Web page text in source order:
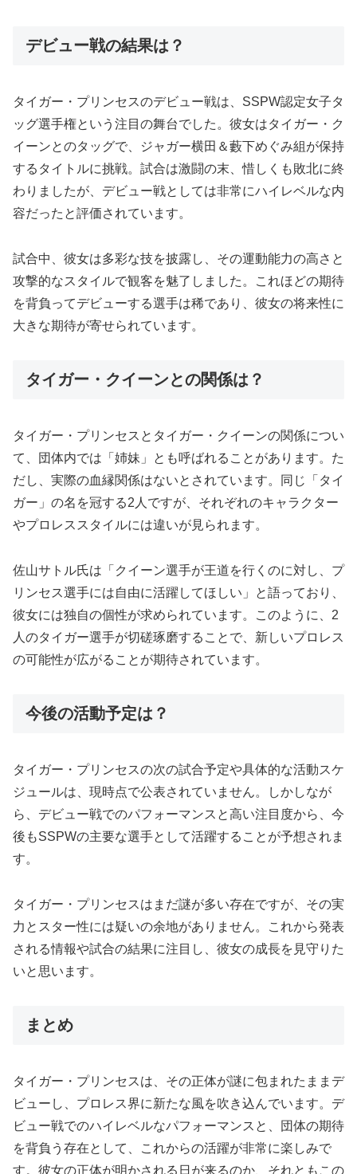
デビュー戦の結果は？
タイガー・プリンセスのデビュー戦は、SSPW認定女子タ
ッグ選手権という注目の舞台でした。彼女はタイガー・ク
イーンとのタッグで、ジャガー横田＆藪下めぐみ組が保持
するタイトルに挑戦。試合は激闘の末、惜しくも敗北に終
わりましたが、デビュー戦としては非常にハイレベルな内
容だったと評価されています。
試合中、彼女は多彩な技を披露し、その運動能力の高さと
攻撃的なスタイルで観客を魅了しました。これほどの期待
を背負ってデビューする選手は稀であり、彼女の将来性に
大きな期待が寄せられています。
タイガー・クイーンとの関係は？
タイガー・プリンセスとタイガー・クイーンの関係につい
て、団体内では「姉妹」とも呼ばれることがあります。た
だし、実際の血縁関係はないとされています。同じ「タイ
ガー」の名を冠する2人ですが、それぞれのキャラクター
やプロレススタイルには違いが見られます。
佐山サトル氏は「クイーン選手が王道を行くのに対し、プ
リンセス選手には自由に活躍してほしい」と語っており、
彼女には独自の個性が求められています。このように、2
人のタイガー選手が切磋琢磨することで、新しいプロレス
の可能性が広がることが期待されています。
今後の活動予定は？
タイガー・プリンセスの次の試合予定や具体的な活動スケ
ジュールは、現時点で公表されていません。しかしなが
ら、デビュー戦でのパフォーマンスと高い注目度から、今
後もSSPWの主要な選手として活躍することが予想されま
す。
タイガー・プリンセスはまだ謎が多い存在ですが、その実
力とスター性には疑いの余地がありません。これから発表
される情報や試合の結果に注目し、彼女の成長を見守りた
いと思います。
まとめ
タイガー・プリンセスは、その正体が謎に包まれたままデ
ビューし、プロレス界に新たな風を吹き込んでいます。デ
ビュー戦でのハイレベルなパフォーマンスと、団体の期待
を背負う存在として、これからの活躍が非常に楽しみで
す。彼女の正体が明かされる日が来るのか、それともこの